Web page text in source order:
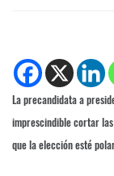
La precandidata a
imprescindible cortar
que la elección esté